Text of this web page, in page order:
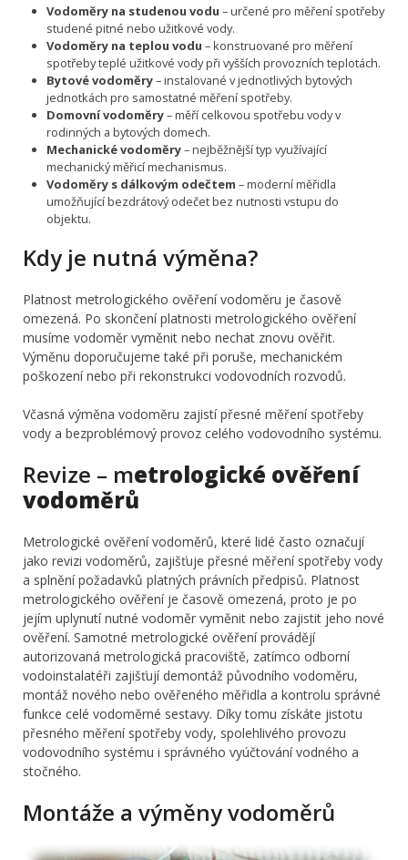
Vodoměry na studenou vodu – určené pro měření spotřeby
studené pitné nebo užitkové vody.
Vodoměry na teplou vodu – konstruované pro měření
spotřeby teplé užitkové vody při vyšších provozních teplotách.
Bytové vodoměry– instalované v jednotlivých bytových
jednotkách pro samostatné měření spotřeby.
Domovní vodoměry– měří celkovou spotřebu vody v
rodinných a bytových domech.
Mechanické vodoměry– nejběžnější typ využívající
mechanický měřicí mechanismus.
Vodoměry s dálkovým odečtem – moderní měřidla
umožňující bezdrátový odečet bez nutnosti vstupu do
objektu.
Kdy je nutná výměna?
Platnost metrologického ověření vodoměru je časově
omezená. Po skončení platnosti metrologického ověření
musíme vodoměr vyměnit nebo nechat znovu ověřit.
Výměnu doporučujeme také při poruše, mechanickém
poškození nebo při rekonstrukci vodovodních rozvodů.
Včasná výměna vodoměru zajistí přesné měření spotřeby
vody a bezproblémový provoz celého vodovodního systému.
Revize – metrologické ověření
vodoměrů
Metrologické ověření vodoměrů, které lidé často označují
jako revizi vodoměrů, zajišťuje přesné měření spotřeby vody
a splnění požadavků platných právních předpisů. Platnost
metrologického ověření je časově omezená, proto je po
jejím uplynutí nutné vodoměr vyměnit nebo zajistit jeho nové
ověření. Samotné metrologické ověření provádějí
autorizovaná metrologická pracoviště, zatímco odborní
vodoinstalatéři zajišťují demontáž původního vodoměru,
montáž nového nebo ověřeného měřidla a kontrolu správné
funkce celé vodoměrné sestavy. Díky tomu získáte jistotu
přesného měření spotřeby vody, spolehlivého provozu
vodovodního systému i správného vyúčtování vodného a
stočného.
Montáže a výměny vodoměrů